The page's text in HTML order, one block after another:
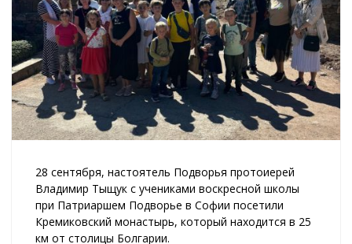
28 сентября, настоятель Подворья протоиерей
Владимир Тыщук с учениками воскресной школы
при Патриаршем Подворье в Софии посетили
Кремиковский монастырь, который находится в 25
км от столицы Болгарии.